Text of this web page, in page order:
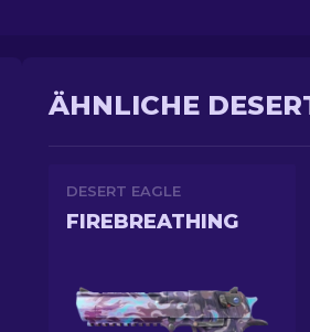
ÄHNLICHE
DESERT EAGLE
FIREBREATHING